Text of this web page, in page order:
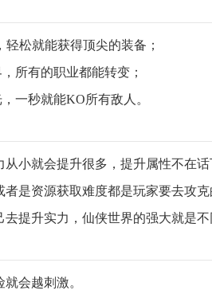
松就能获得顶尖的装备；
所有的职业都能转变；
一秒就能KO所有敌人。
小就会提升很多，提升属性不在话
是资源获取难度都是玩家要去攻克
提升实力，仙侠世界的强大就是不
会越刺激。